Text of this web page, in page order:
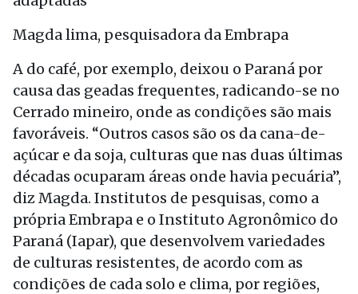
Magda lima, pesquisadora da Embrapa
A do café, por exemplo, deixou o Paraná por
causa das geadas frequentes, radicando-se no
Cerrado mineiro, onde as condições são mais
favoráveis. “Outros casos são os da cana-de-
açúcar e da soja, culturas que nas duas últimas
décadas ocuparam áreas onde havia pecuária”,
diz Magda. Institutos de pesquisas, como a
própria Embrapa e o Instituto Agronômico do
Paraná (Iapar), que desenvolvem variedades
de culturas resistentes, de acordo com as
condições de cada solo e clima, por regiões,